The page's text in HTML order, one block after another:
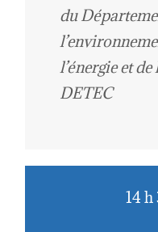
du
l’énergie et
DETEC
14 h